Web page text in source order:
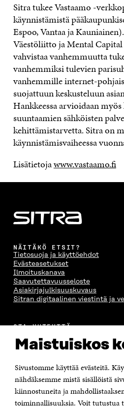
Maistuiskos
Sivustomme käyttää evästeitä.
nähdäksemme mistä sisällöistä
kiinnostuneita ja
toiminnallisuuksia. Voit tutustua
Sitra tukee Vastaamo -
käynnistämistä
Espoo, Vantaa ja
Väestöliitto ja Mental Capital
vahvistaa vanhemmuutta
vanhemmiksi tulevien
vanhemmille internet-
suojattuun keskusteluun
Hankkeessa arvioidaan
suuntaamien sähköisten
kehittämistarvetta. Sitra on
käynnistämisvaiheessa
Lisätietojawww.vastaamo.fi
NÄITÄKÖ ETSIT?
Tietosuoja ja käyttöehdot
Evästeasetukset
Ilmoituskanava
Saavutettavuusseloste
Asiakirjajulkisuuskuvaus
Sitran digitaalinen viestintä ja
OTA YHTEYTTÄ
Itämerenkatu 11-13, PL 160,
00181 Helsinki
Puhelin +358 294 618 991
Sähköpostiosoite
Saapumisohjeet